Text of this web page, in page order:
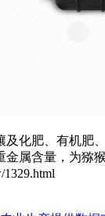
及化肥、有机肥
属含量，为猕
1329.html